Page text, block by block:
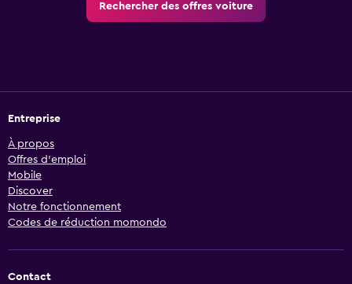
Rechercher des offres voiture
Entreprise
À propos
Offres d’emploi
Mobile
Discover
Notre fonctionnement
Codes de réduction momondo
Contact